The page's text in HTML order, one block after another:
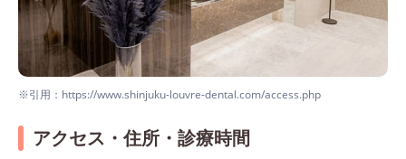
※引用：https://www.shinjuku-louvre-dental.com/access.php
アクセス・住所・診療時間